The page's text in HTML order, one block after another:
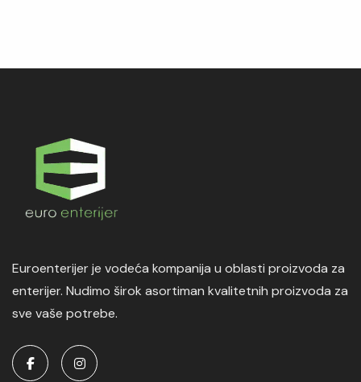
Euroenterijer je vodeća kompanija u oblasti proizvoda za
enterijer. Nudimo širok asortiman kvalitetnih proizvoda za
sve vaše potrebe.